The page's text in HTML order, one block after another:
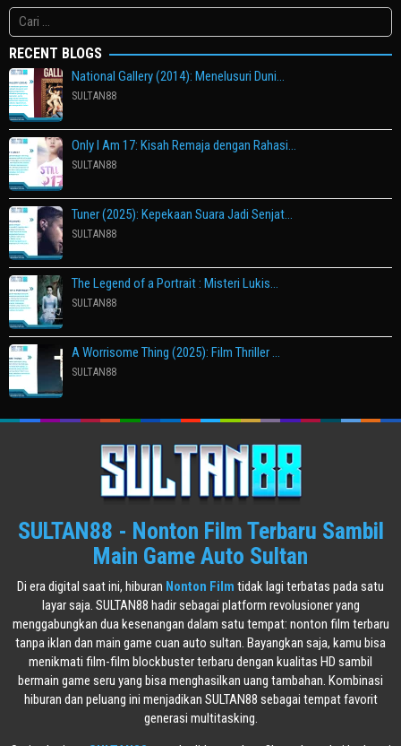
Cari
untuk:
RECENT BLOGS
National Gallery (2014): Menelusuri Duni…
SULTAN88
Only I Am 17: Kisah Remaja dengan Rahasi…
SULTAN88
Tuner (2025): Kepekaan Suara Jadi Senjat…
SULTAN88
The Legend of a Portrait : Misteri Lukis…
SULTAN88
A Worrisome Thing (2025): Film Thriller …
SULTAN88
SULTAN88 - Nonton Film Terbaru Sambil
Main Game Auto Sultan
Di era digital saat ini, hiburan Nonton Film tidak lagi terbatas pada satu
layar saja. SULTAN88 hadir sebagai platform revolusioner yang
menggabungkan dua kesenangan dalam satu tempat: nonton film terbaru
tanpa iklan dan main game cuan auto sultan. Bayangkan saja, kamu bisa
menikmati film-film blockbuster terbaru dengan kualitas HD sambil
bermain game seru yang bisa menghasilkan uang tambahan. Kombinasi
hiburan dan peluang ini menjadikan SULTAN88 sebagai tempat favorit
generasi multitasking.